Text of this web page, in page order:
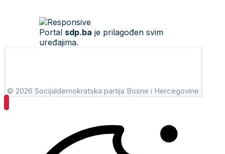
Portal sdp.ba je prilagođen svim
uređajima.
© 2026 Socijaldemokratska partija Bosne i Hercegovine